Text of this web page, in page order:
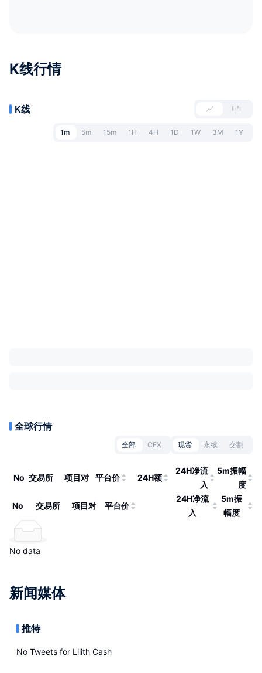
K线行情
K线
1m 5m 15m 1H 4H 1D 1W 3M 1Y
全球行情
全部 CEX 现货 永续 交割
No 交易所 项目对 平台价 24H额
24H净流
入
5m振幅
度
No 交易所 项目对 平台价
24H净流
入
5m振
幅度
No data
新闻媒体
推特
No Tweets for Lilith Cash